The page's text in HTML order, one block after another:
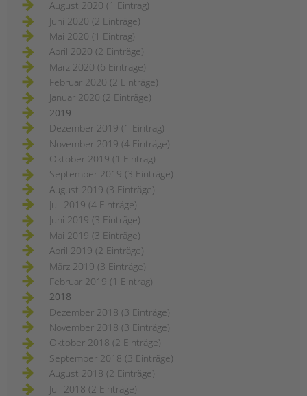
August 2020 (1 Eintrag)
Juni 2020 (2 Einträge)
Mai 2020 (1 Eintrag)
April 2020 (2 Einträge)
März 2020 (6 Einträge)
Februar 2020 (2 Einträge)
Januar 2020 (2 Einträge)
2019
Dezember 2019 (1 Eintrag)
November 2019 (4 Einträge)
Oktober 2019 (1 Eintrag)
September 2019 (3 Einträge)
August 2019 (3 Einträge)
Juli 2019 (4 Einträge)
Juni 2019 (3 Einträge)
Mai 2019 (3 Einträge)
April 2019 (2 Einträge)
März 2019 (3 Einträge)
Februar 2019 (1 Eintrag)
2018
Dezember 2018 (3 Einträge)
November 2018 (3 Einträge)
Oktober 2018 (2 Einträge)
September 2018 (3 Einträge)
August 2018 (2 Einträge)
Juli 2018 (2 Einträge)